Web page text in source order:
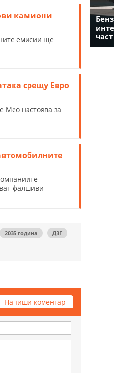
камиони
емисии ще
срещу Евро
Мео настоява за
фалшиви
2035 година
ДВГ
Напиши коментар
част